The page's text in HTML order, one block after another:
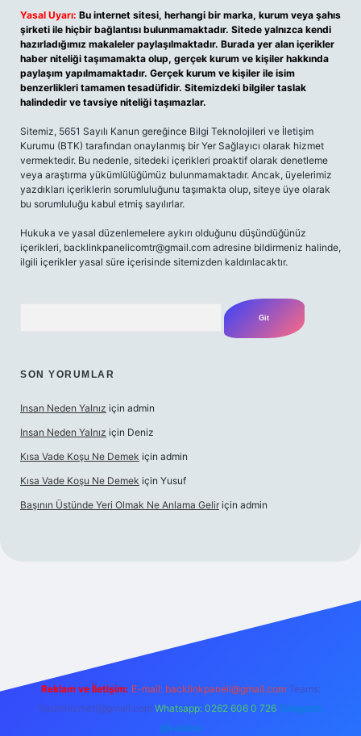
Yasal Uyarı: Bu internet sitesi, herhangi bir marka, kurum veya şahıs
şirketi ile hiçbir bağlantısı bulunmamaktadır. Sitede yalnızca kendi
hazırladığımız makaleler paylaşılmaktadır. Burada yer alan içerikler
haber niteliği taşımamakta olup, gerçek kurum ve kişiler hakkında
paylaşım yapılmamaktadır. Gerçek kurum ve kişiler ile isim
benzerlikleri tamamen tesadüfidir. Sitemizdeki bilgiler taslak
halindedir ve tavsiye niteliği taşımazlar.
Sitemiz, 5651 Sayılı Kanun gereğince Bilgi Teknolojileri ve İletişim
Kurumu (BTK) tarafından onaylanmış bir Yer Sağlayıcı olarak hizmet
vermektedir. Bu nedenle, sitedeki içerikleri proaktif olarak denetleme
veya araştırma yükümlülüğümüz bulunmamaktadır. Ancak, üyelerimiz
yazdıkları içeriklerin sorumluluğunu taşımakta olup, siteye üye olarak
bu sorumluluğu kabul etmiş sayılırlar.
Hukuka ve yasal düzenlemelere aykırı olduğunu düşündüğünüz
içerikleri, backlinkpanelicomtr@gmail.com adresine bildirmeniz halinde,
ilgili içerikler yasal süre içerisinde sitemizden kaldırılacaktır.
SON YORUMLAR
Insan Neden Yalnız için admin
Insan Neden Yalnız için Deniz
Kısa Vade Koşu Ne Demek için admin
Kısa Vade Koşu Ne Demek için Yusuf
Başının Üstünde Yeri Olmak Ne Anlama Gelir için admin
Reklam ve İletişim: E-mail: backlinkpaneli@gmail.com Teams:
forumhizmeti@gmail.com Whatsapp: 0262 606 0 726 Telegram:
@karabul